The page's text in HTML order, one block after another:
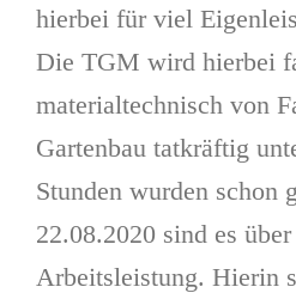
hierbei für viel
Die TGM wird hierbei
materialtechnisch von
Gartenbau tatkräftig
Stunden wurden schon
22.08.2020 sind es
Arbeitsleistung. Hierin